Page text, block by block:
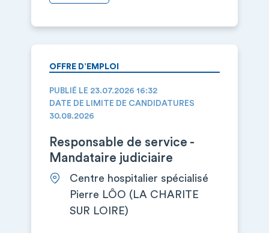
OFFRE D’EMPLOI
PUBLIÉ LE 23.07.2026 16:32
DATE DE LIMITE DE CANDIDATURES
30.08.2026
Responsable de service -
Mandataire judiciaire
Centre hospitalier spécialisé
Pierre LÔO (LA CHARITE
SUR LOIRE)